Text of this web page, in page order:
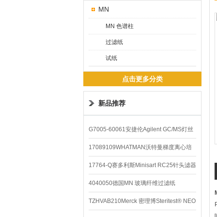
MN
MN 色谱柱
过滤纸
试纸
点击更多分类
新品推荐
G7005-60061安捷伦Agilent GC/MS灯丝
配件
17089109WHATMAN沃特曼梯度离心培
养基
17764-Q赛多利斯Minisart RC25针头滤器
4040050德国MN 玻璃纤维过滤纸
TZHVAB210Merck 密理博Steritest® NEO